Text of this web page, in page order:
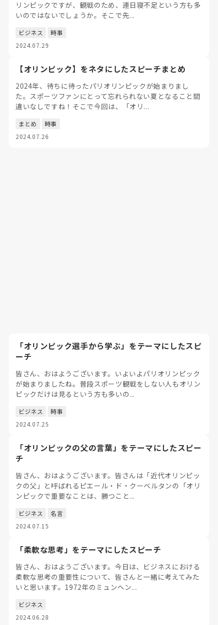
リンピックですが、観戦のため、連日寝不足という方も多
いのではないでしょうか。そこで先...
ビジネス
時事
2024.07.29
【オリンピック】をネタにしたスピーチまとめ
2024年、待ちに待ったパリオリンピックが始まりまし
た。スポーツファンにとって忘れられない夏となること間
違いなしですね！そこで今回は、「オリ...
まとめ
時事
2024.07.26
「オリンピック選手から学ぶ」をテーマにしたスピ
ーチ
皆さん、おはようございます。いよいよパリオリンピック
が始まりましたね。普段スポーツ観戦をしない人もオリン
ピックだけは見るという方も多いの...
ビジネス
時事
2024.07.25
「オリンピックの父の言葉」をテーマにしたスピー
チ
皆さん、おはようございます。皆さんは「近代オリンピッ
クの父」と呼ばれるピエール・ド・クーベルタンの「オリ
ンピックで重要なことは、勝つこと...
ビジネス
名言
2024.07.15
「柔軟な思考」をテーマにしたスピーチ
皆さん、おはようございます。今日は、ビジネスにおける
柔軟な思考の重要性について、皆さんと一緒に考えてみた
いと思います。1972年のミュンヘン...
ビジネス
2024.06.28